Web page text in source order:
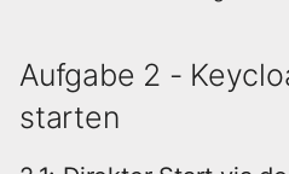
Aufgabe 2 -
starten